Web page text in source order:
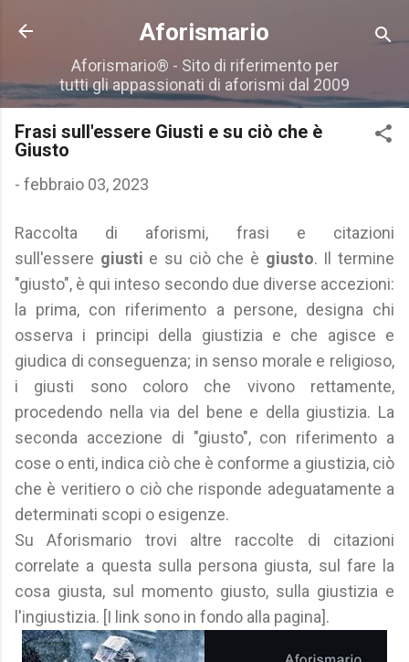
Passa ai contenuti principali
Aforismario
Aforismario® - Sito di riferimento per
tutti gli appassionati di aforismi dal 2009
Frasi sull'essere Giusti e su ciò che è
Giusto
- febbraio 03, 2023
Raccolta di aforismi, frasi e citazioni
sull'essere giusti e su ciò che è giusto. Il termine
"giusto", è qui inteso secondo due diverse accezioni:
la prima, con riferimento a persone, designa chi
osserva i principi della giustizia e che agisce e
giudica di conseguenza; in senso morale e religioso,
i giusti sono coloro che vivono rettamente,
procedendo nella via del bene e della giustizia. La
seconda accezione di "giusto", con riferimento a
cose o enti, indica ciò che è conforme a giustizia, ciò
che è veritiero o ciò che risponde adeguatamente a
determinati scopi o esigenze.
Su Aforismario trovi altre raccolte di citazioni
correlate a questa sulla persona giusta, sul fare la
cosa giusta, sul momento giusto, sulla giustizia e
l'ingiustizia. [I link sono in fondo alla pagina].